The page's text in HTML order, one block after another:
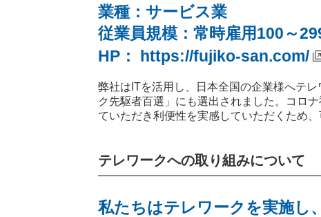
業種：サービス業
従業員規模：常時雇用100～
HP： https://fujiko-san.com/
弊社はITを活用し、日本全国の企業様へテ
ク先駆者百選」にも選出されました。コロ
ていただき利便性を実感していただくため
テレワークへの取り組みについて
私たちはテレワークを実施し